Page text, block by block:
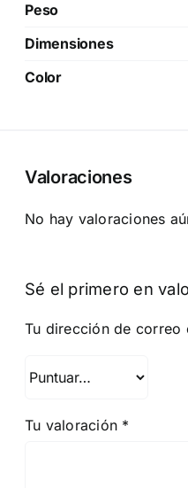
Peso
Dimensiones
Color
Valoraciones
No hay valoraciones
Sé el primero en
Tu dirección de correo
Tu valoración *